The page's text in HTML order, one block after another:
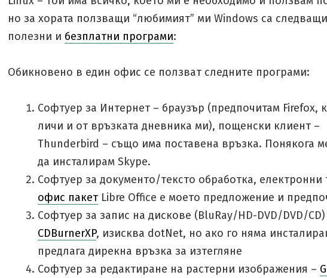
но за хората ползващи “любимият” ми Windows са
полезни и безплатни програми:
Обикновено в един офис се ползват следните програми:
Софтуер за Интернет – браузър (предпочитам Firefox,
личи и от връзката дневника ми), пощенски клиент –
Thunderbird – също има поставена връзка. Понякога
да инсталирам Skype.
Софтуер за документо/тексто обработка, електронни
офис пакет Libre Office е моето предложение и
Софтуер за запис на дискове (BluRay/HD-DVD/DVD/CD)
CDBurnerXP, изисква dotNet, но ако го няма
предлага дирекна връзка за изтегляне
Софтуер за редактиране на растерни изображения –